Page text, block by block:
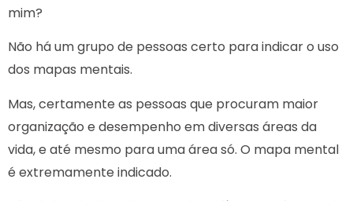
mim?
Não há um grupo de pessoas certo para indicar o uso
dos mapas mentais.
Mas, certamente as pessoas que procuram maior
organização e desempenho em diversas áreas da
vida, e até mesmo para uma área só. O mapa mental
é extremamente indicado.